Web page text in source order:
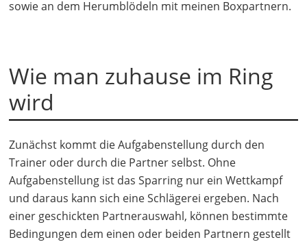
sowie an dem Herumblödeln mit meinen Boxpartnern.
Wie man zuhause im Ring
wird
Zunächst kommt die Aufgabenstellung durch den
Trainer oder durch die Partner selbst. Ohne
Aufgabenstellung ist das Sparring nur ein Wettkampf
und daraus kann sich eine Schlägerei ergeben. Nach
einer geschickten Partnerauswahl, können bestimmte
Bedingungen dem einen oder beiden Partnern gestellt